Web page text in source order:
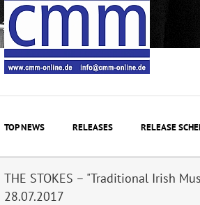
TOP NEWS RELEASES RELEASE
THE STOKES – "Traditional Irish
28.07.2017